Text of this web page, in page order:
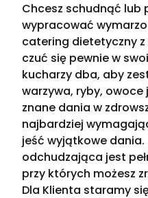
Chcesz schudnąć lub
wypracować
catering dietetyczny
czuć się pewnie w
kucharzy dba, aby
warzywa, ryby,
znane dania w
najbardziej
jeść wyjątkowe
odchudzająca jest
przy których możesz
Dla Klienta staramy